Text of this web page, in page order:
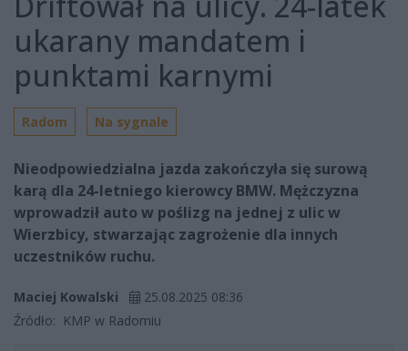
ukarany mandatem i
punktami karnymi
Radom Na sygnale
Nieodpowiedzialna jazda zakończyła się surową
karą dla 24-letniego kierowcy BMW. Mężczyzna
wprowadził auto w poślizg na jednej z ulic w
Wierzbicy, stwarzając zagrożenie dla innych
uczestników ruchu.
Maciej Kowalski
25.08.2025 08:36
Źródło: KMP w Radomiu